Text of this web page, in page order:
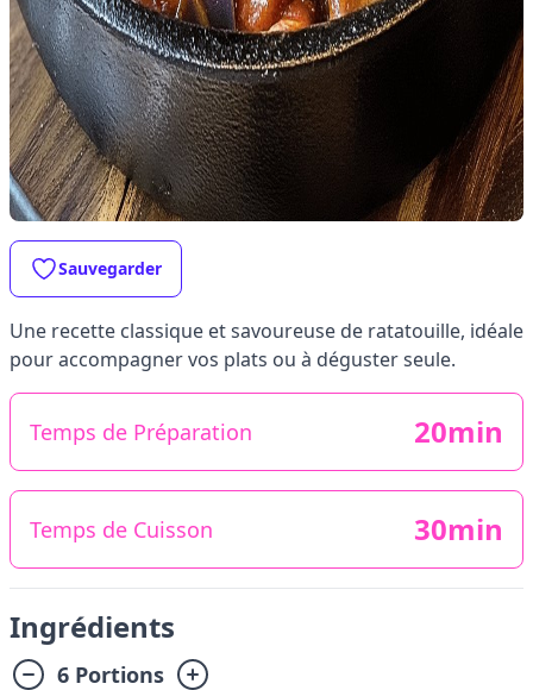
Sauvegarder
Une recette classique et savoureuse de ratatouille, idéale
pour accompagner vos plats ou à déguster seule.
Temps de Préparation 20min
Temps de Cuisson 30min
Ingrédients
6 Portions